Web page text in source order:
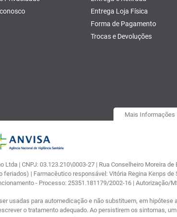
Entrega Loja Física
Forma de Pagamento
Trocas e Devoluções
Mais Informações
| CNPJ: 03.123.210\0003-27 | Rua Conselheiro Moreira
| Farmacêutico responsável: Vitória Regina Kenps de
- Processo: 25351.181179/2002-16 | Autorização/
usadas para automedicação e não substituem, em
o tratamento adequado. Ao persistirem os sintomas,